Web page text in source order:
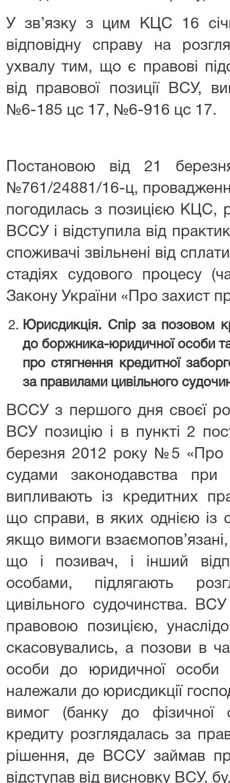
У зв’язку з цим КЦС 16
відповідну справу на
ухвалу тим, що є правові
від правової позиції ВСУ,
№6-185 цс 17, №6-916 цс 17.
Постановою від 21
№761/24881/16-ц,
погодилась з позицією КЦС,
ВССУ і відступила від
споживачі звільнені від
стадіях судового процесу
Закону України «Про захист
Юрисдикція. Спір за позовом
до боржника-юридичної особи
про стягнення кредитної
за правилами цивільного
ВССУ з першого дня своєї
ВСУ позицію і в пункті 2
березня 2012 року №5 «Про
судами законодавства при
випливають із кредитних
що справи, в яких однією із
якщо вимоги
що і позивач, і інший
особами, підлягають
цивільного судочинства.
правовою позицією,
скасовувались, а позови в
особи до юридичної особи
належали до юрисдикції
вимог (банку до фізичної
кредиту розглядалась за
рішення, де ВССУ займав
відступав від висновку ВСУ,